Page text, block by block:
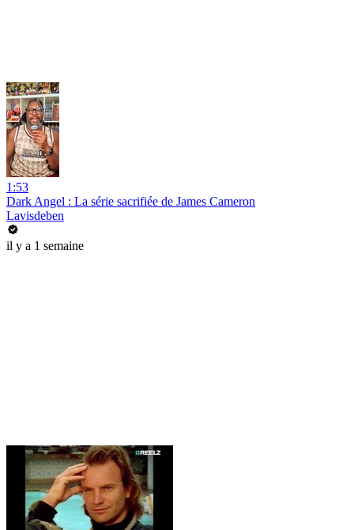
1:53
Dark Angel : La série sacrifiée de James Cameron
Lavisdeben
il y a 1 semaine